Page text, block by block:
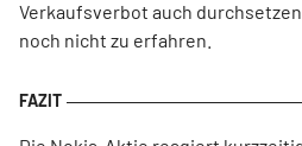
Verkaufsverbot auch
noch nicht zu erfahren.